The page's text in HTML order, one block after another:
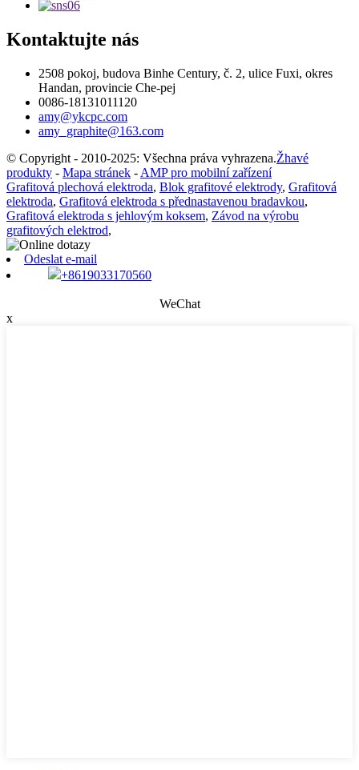
Kontaktujte nás
2508 pokoj, budova Binhe Century, č. 2, ulice Fuxi, okres
Handan, provincie Che-pej
0086-18131011120
amy@ykcpc.com
amy_graphite@163.com
© Copyright - 2010-2025: Všechna práva vyhrazena.Žhavé
produkty - Mapa stránek - AMP pro mobilní zařízení
Grafitová plechová elektroda, Blok grafitové elektrody, Grafitová
elektroda, Grafitová elektroda s přednastavenou bradavkou,
Grafitová elektroda s jehlovým koksem, Závod na výrobu
grafitových elektrod,
Odeslat e-mail
+8619033170560
WeChat
x